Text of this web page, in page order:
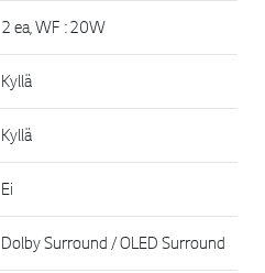
2 ea, WF : 20W
Kyllä
Kyllä
Ei
Dolby Surround / OLED Surround